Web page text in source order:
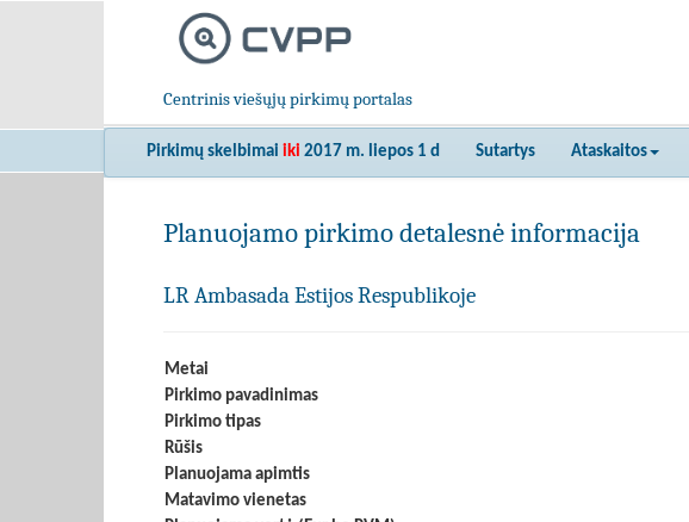
Centrinis viešųjų pirkimų portalas
Pirkimų skelbimai iki 2017 m. liepos 1 d Sutartys Ataskaitos
Planuojamo pirkimo detalesnė informacija
LR Ambasada Estijos Respublikoje
Metai
Pirkimo pavadinimas
Pirkimo tipas
Rūšis
Planuojama apimtis
Matavimo vienetas